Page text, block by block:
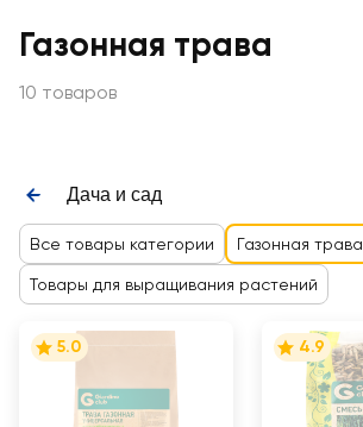
Газонная трава
10 товаров
Дача и сад
Все товары категории Газонная трава
Товары для выращивания растений
5.0 4.9